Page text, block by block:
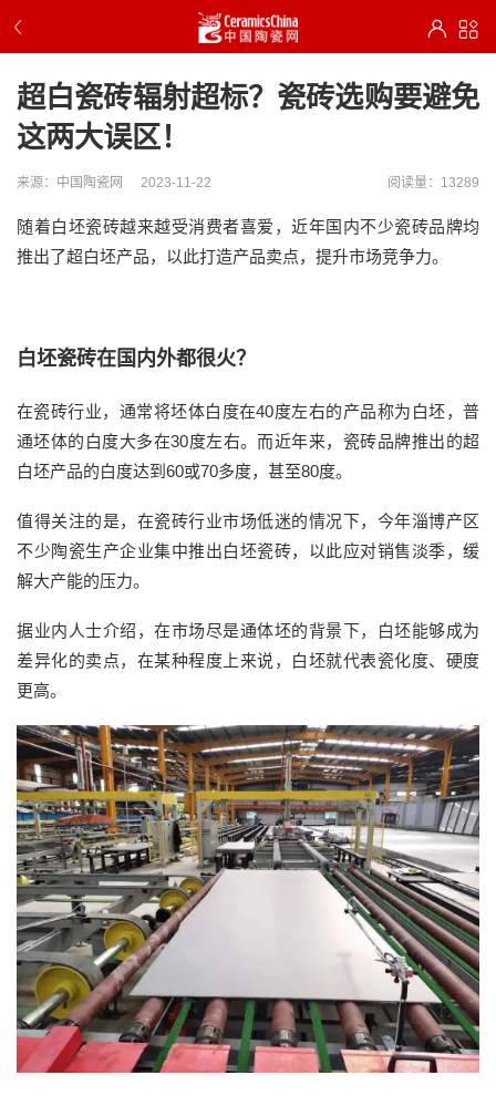
超白瓷砖辐射超标？瓷砖选购要避免
这两大误区！
来源：中国陶瓷网 2023-11-22 阅读量：13289
随着白坯瓷砖越来越受消费者喜爱，近年国内不少瓷砖品牌均
推出了超白坯产品，以此打造产品卖点，提升市场竞争力。
白坯瓷砖在国内外都很火？
在瓷砖行业，通常将坯体白度在40度左右的产品称为白坯，普
通坯体的白度大多在30度左右。而近年来，瓷砖品牌推出的超
白坯产品的白度达到60或70多度，甚至80度。
值得关注的是，在瓷砖行业市场低迷的情况下，今年淄博产区
不少陶瓷生产企业集中推出白坯瓷砖，以此应对销售淡季，缓
解大产能的压力。
据业内人士介绍，在市场尽是通体坯的背景下，白坯能够成为
差异化的卖点，在某种程度上来说，白坯就代表瓷化度、硬度
更高。